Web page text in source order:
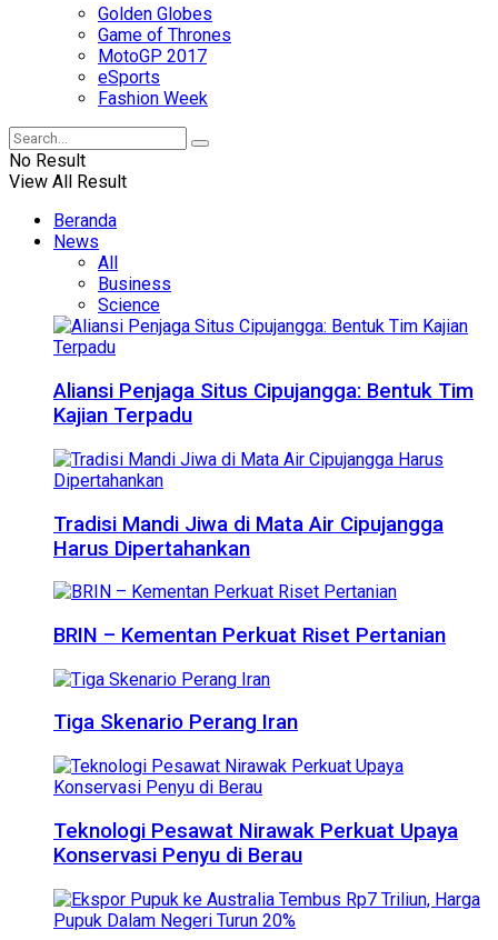
Golden Globes
Game of Thrones
MotoGP 2017
eSports
Fashion Week
No Result
View All Result
Beranda
News
All
Business
Science
Aliansi Penjaga Situs Cipujangga: Bentuk Tim
Kajian Terpadu
Tradisi Mandi Jiwa di Mata Air Cipujangga
Harus Dipertahankan
BRIN – Kementan Perkuat Riset Pertanian
Tiga Skenario Perang Iran
Teknologi Pesawat Nirawak Perkuat Upaya
Konservasi Penyu di Berau